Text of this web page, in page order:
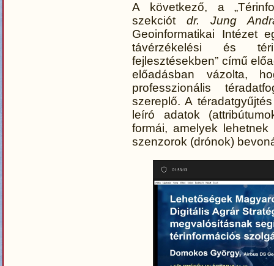
A következő, a
szekciót dr. Jung
Geoinformatikai Intézet
távérzékelési és
fejlesztésekben” című
előadásban vázolta,
professzionális
szereplő. A
leíró adatok
formái, amelyek
szenzorok (drónok)